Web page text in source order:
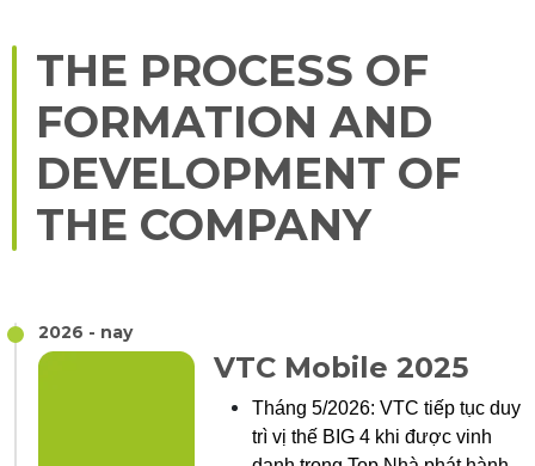
THE PROCESS OF
FORMATION AND
DEVELOPMENT OF
THE COMPANY
2026 - nay
VTC Mobile 2025
Tháng 5/2026: VTC tiếp tục duy
trì vị thế BIG 4 khi được vinh